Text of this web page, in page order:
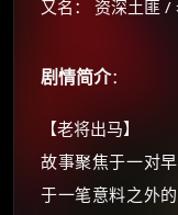
又名： 资深土匪 /
剧情简介：
【老将出马】
故事聚焦于一对
于一笔意料之外
🧧 福利领